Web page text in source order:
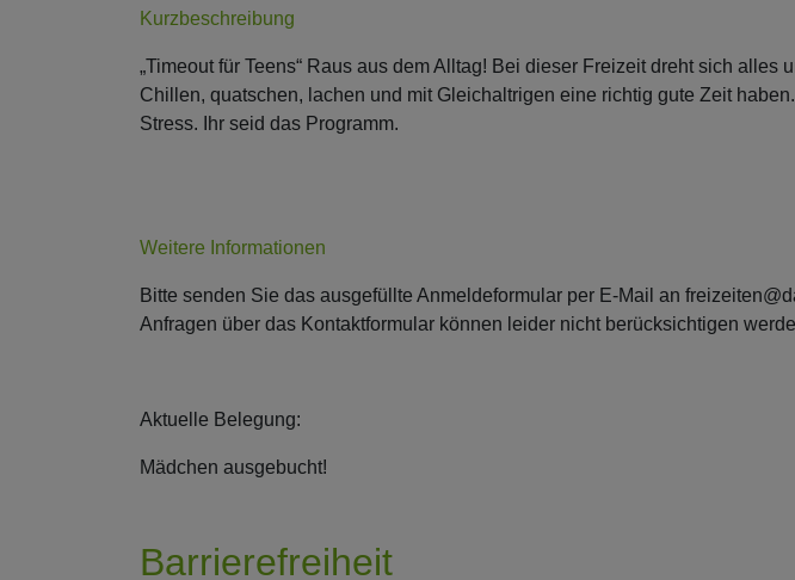
Kurzbeschreibung
„Timeout für Teens“ Raus aus dem Alltag! Bei dieser Freizeit dreht sich
Chillen, quatschen, lachen und mit Gleichaltrigen eine richtig gute Zeit
Stress. Ihr seid das Programm.
Weitere Informationen
Bitte senden Sie das ausgefüllte Anmeldeformular per E-Mail an
Anfragen über das Kontaktformular können leider nicht berücksichtigen
Aktuelle Belegung:
Mädchen ausgebucht!
Barrierefreiheit